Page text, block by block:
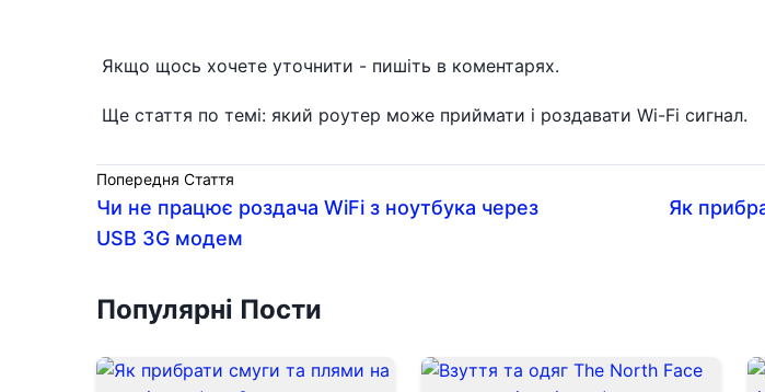
Якщо щось хочете уточнити - пишіть в коментарях.
Ще стаття по темі: який роутер може приймати і роздавати Wi-Fi сигнал.
Попередня Стаття
Чи не працює роздача WiFi з ноутбука через
USB 3G модем
Як
Популярні Пости